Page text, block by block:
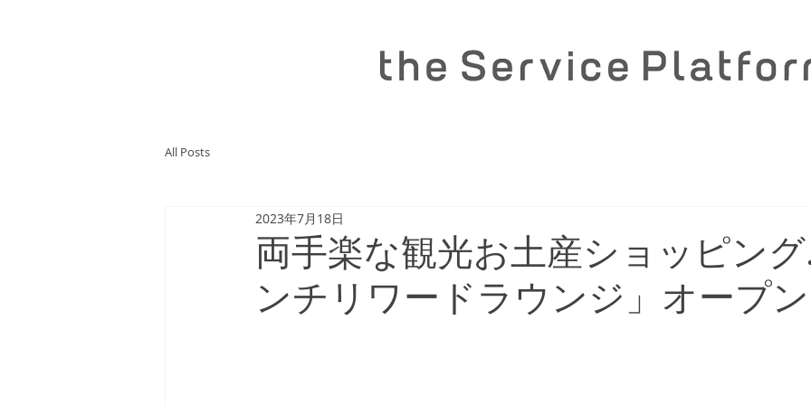
All Posts
両手楽な観光お土産ショッピン
ンチリワードラウンジ」オープン
2023年7月18日